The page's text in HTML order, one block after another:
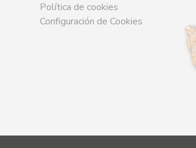
Política de cookies
Configuración de Cookies